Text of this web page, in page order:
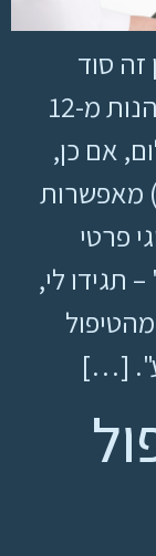
סוד
שהמדינה מאפשרת לכל אדם ליהנות מ-12
אם כן,
מאפשרות
פרטי
תגידו לי,
[…]